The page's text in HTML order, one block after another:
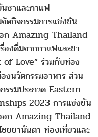
ชาและกาแฟ
ดกิจกรรมการแข่งขัน
อก Amazing Thailand
งดื่มจากกาแฟและชา
Love” ร่วมกับท่อง
งนวัตกรรมอาหาร ส่วน
รรมประกวด Eastern
2023 การแข่งขัน
อก Amazing Thailand
ยยานันตา ท่องเที่ยวและ